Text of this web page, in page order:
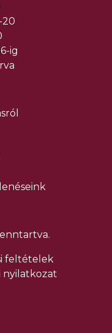
20
ig
feltételek
nyilatkozat